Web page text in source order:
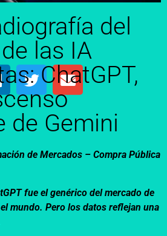
del
las IA
ChatGPT,
de Gemini
de Mercados – Compra Pública
fue el genérico del mercado de
mundo. Pero los datos reflejan una